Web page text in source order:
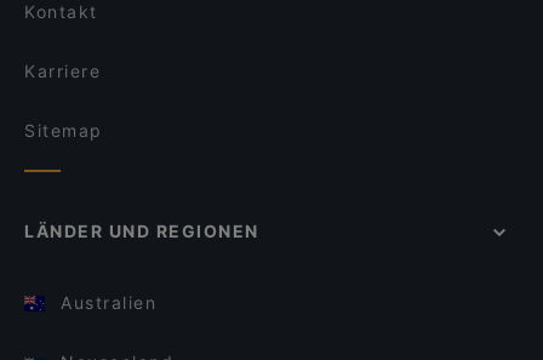
Kontakt
Karriere
Sitemap
LÄNDER UND REGIONEN
Australien